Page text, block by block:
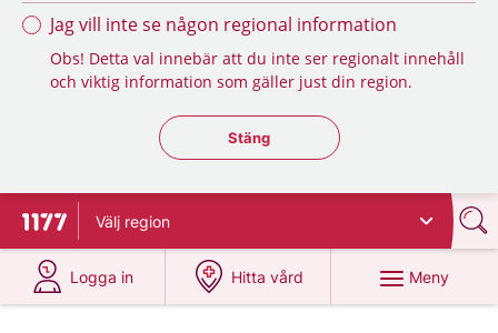
Jag vill inte se någon regional information
Obs! Detta val innebär att du inte ser regionalt innehåll
och viktig information som gäller just din region.
Stäng regionsväljaren
Stäng
Till startsidan för 1177
Välj region
Logga in
på 1177.se
Hitta vård
på 1177.se
Meny